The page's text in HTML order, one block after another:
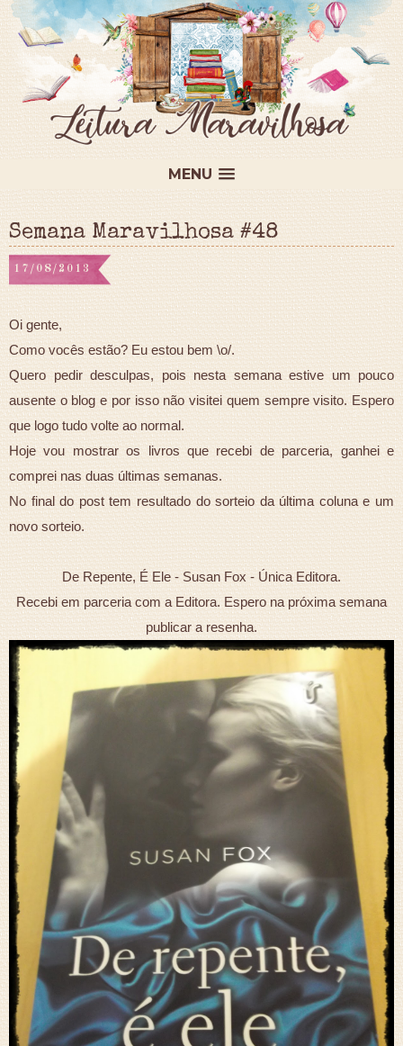
MENU
Semana Maravilhosa #48
17/08/2013
Oi gente,
Como vocês estão? Eu estou bem \o/.
Quero pedir desculpas, pois nesta semana estive um pouco
ausente o blog e por isso não visitei quem sempre visito. Espero
que logo tudo volte ao normal.
Hoje vou mostrar os livros que recebi de parceria, ganhei e
comprei nas duas últimas semanas.
No final do post tem resultado do sorteio da última coluna e um
novo sorteio.
De Repente, É Ele - Susan Fox - Única Editora.
Recebi em parceria com a Editora. Espero na próxima semana
publicar a resenha.